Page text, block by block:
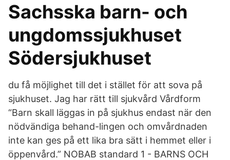
Sachsska barn- och
ungdomssjukhuset
Södersjukhuset
du få möjlighet till det i stället för att sova på
sjukhuset. Jag har rätt till sjukvård Vårdform
“Barn skall läggas in på sjukhus endast när den
nödvändiga behand-lingen och omvårdnaden
inte kan ges på ett lika bra sätt i hemmet eller i
öppenvård.” NOBAB standard 1 - BARNS OCH